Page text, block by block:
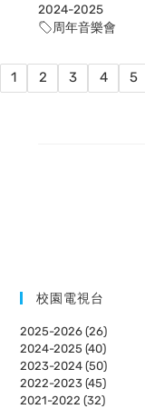
2024-2025
周年音樂會
1 2 3 4 5
校園電視台
2025-2026 (26)
2024-2025 (40)
2023-2024 (50)
2022-2023 (45)
2021-2022 (32)